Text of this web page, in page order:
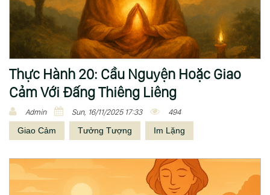
Thực Hành 20: Cầu Nguyện Hoặc Giao
Cảm Với Đấng Thiêng Liêng
Admin Sun, 16/11/2025 17:33 494
Giao Cảm Tưởng Tượng Im Lặng